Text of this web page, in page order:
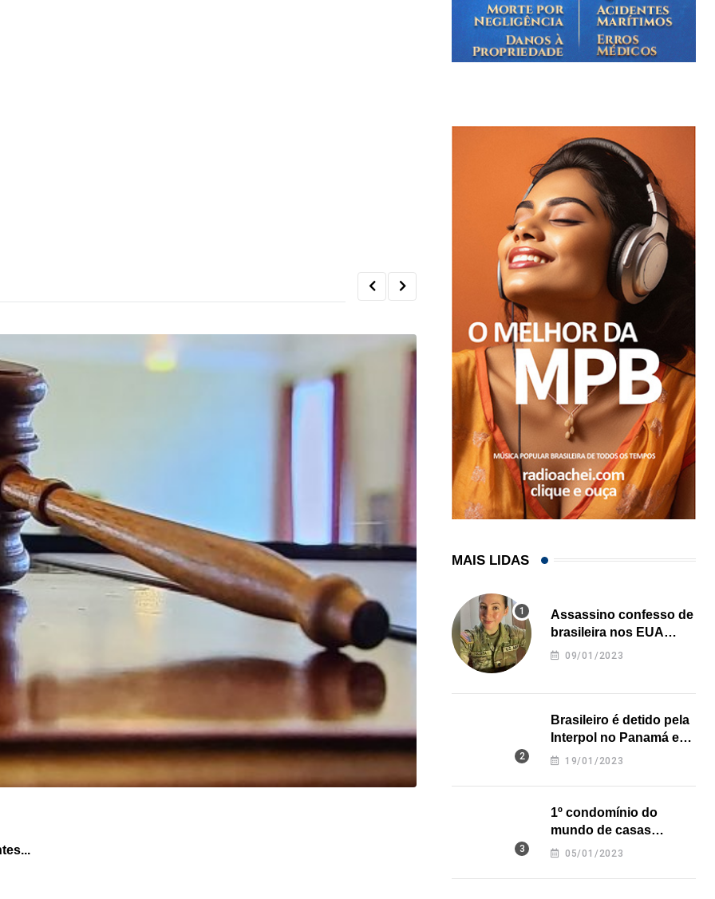
EUA registram maior número de prisões
MAIS LIDAS
Assassino confesso de
brasileira nos EUA
revela onde deixou o
09/01/2023
Brasileiro é detido pela
Interpol no Panamá e
pode pegar prisão
19/01/2023
1º condomínio do
mundo de casas
impressas em 3D é
05/01/2023